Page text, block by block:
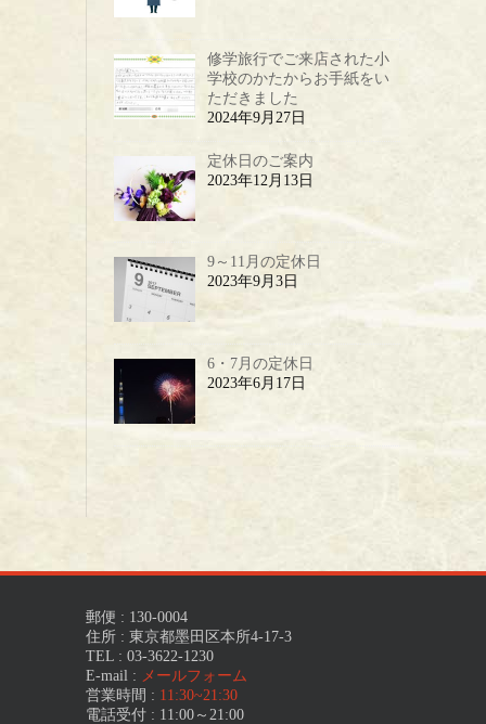
修学旅行でご来店された小
学校のかたからお手紙をい
ただきました
2024年9月27日
定休日のご案内
2023年12月13日
9～11月の定休日
2023年9月3日
6・7月の定休日
2023年6月17日
郵便 : 130-0004
住所 : 東京都墨田区本所4-17-3
TEL : 03-3622-1230
E-mail : メールフォーム
営業時間 : 11:30~21:30
電話受付 : 11:00～21:00